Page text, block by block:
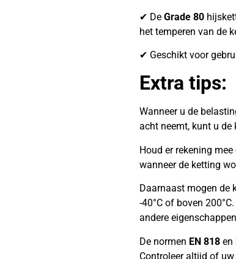
✔ De Grade 80
het temperen van de
✔ Geschikt voor
Extra tips:
Wanneer u de
acht neemt, kunt u
Houd er rekening
wanneer de ketting
Daarnaast mogen de
-40°C of boven
andere
De normen EN 818 en
Controleer altijd of